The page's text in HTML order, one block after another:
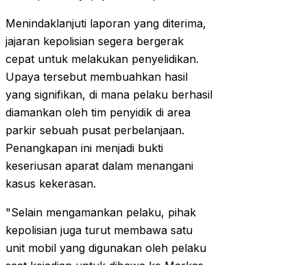
Menindaklanjuti laporan yang diterima,
jajaran kepolisian segera bergerak
cepat untuk melakukan penyelidikan.
Upaya tersebut membuahkan hasil
yang signifikan, di mana pelaku berhasil
diamankan oleh tim penyidik di area
parkir sebuah pusat perbelanjaan.
Penangkapan ini menjadi bukti
keseriusan aparat dalam menangani
kasus kekerasan.
"Selain mengamankan pelaku, pihak
kepolisian juga turut membawa satu
unit mobil yang digunakan oleh pelaku